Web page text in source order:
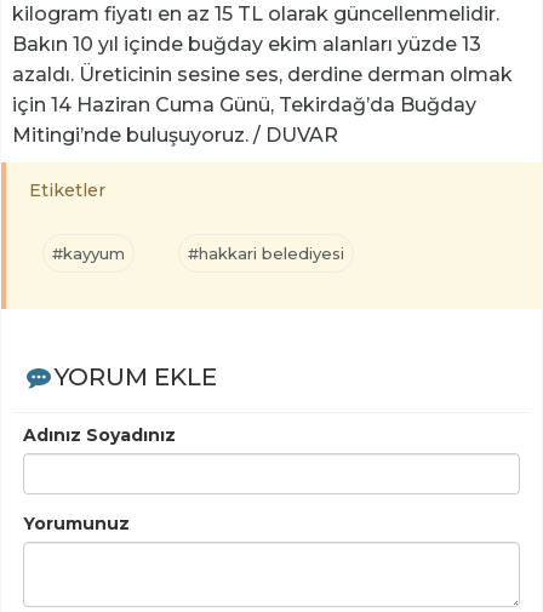
kilogram fiyatı en az 15 TL olarak güncellenmelidir.
Bakın 10 yıl içinde buğday ekim alanları yüzde 13
azaldı. Üreticinin sesine ses, derdine derman olmak
için 14 Haziran Cuma Günü, Tekirdağ’da Buğday
Mitingi’nde buluşuyoruz. / DUVAR
Etiketler
#kayyum #hakkari belediyesi
YORUM EKLE
Adınız Soyadınız
Yorumunuz